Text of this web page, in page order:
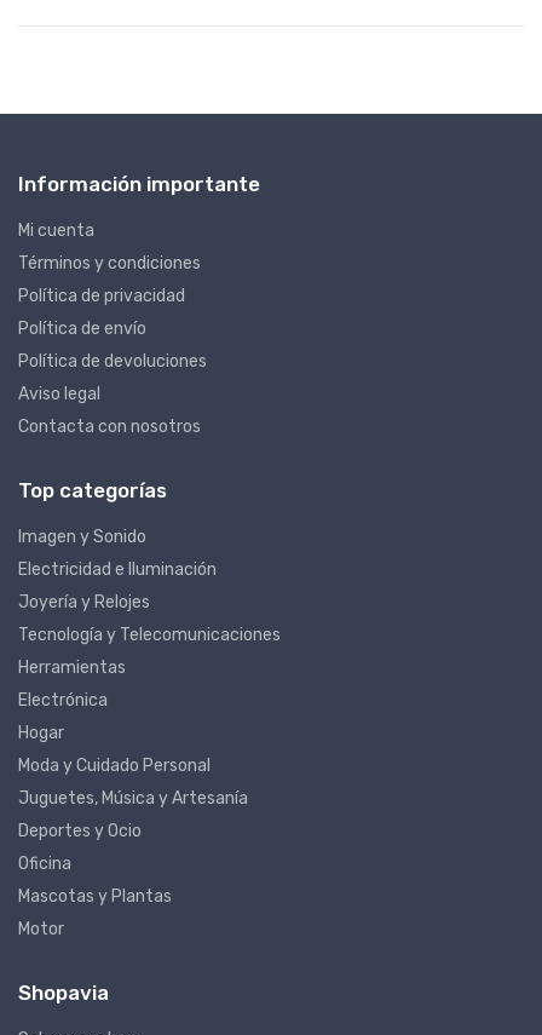
Rated4.50out of 5
Información importante
Mi cuenta
Términos y condiciones
Política de privacidad
Política de envío
Política de devoluciones
Aviso legal
Contacta con nosotros
Top categorías
Imagen y Sonido
Electricidad e Iluminación
Joyería y Relojes
Tecnología y Telecomunicaciones
Herramientas
Electrónica
Hogar
Moda y Cuidado Personal
Juguetes, Música y Artesanía
Deportes y Ocio
Oficina
Mascotas y Plantas
Motor
Shopavia